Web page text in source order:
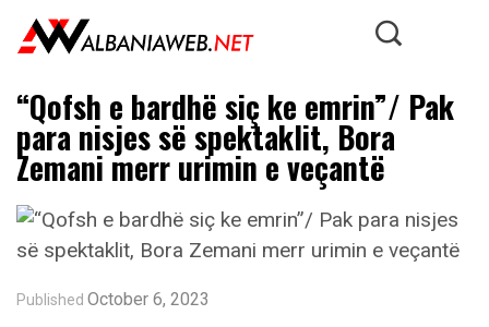
“Qofsh e bardhë siç ke emrin”/ Pak
para nisjes së spektaklit, Bora
Zemani merr urimin e veçantë
Published October 6, 2023